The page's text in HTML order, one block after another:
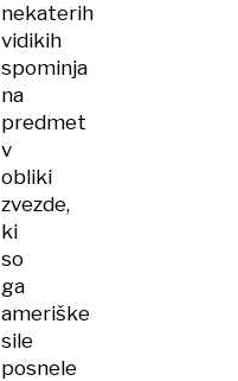
nekaterih
vidikih
spominja
na
predmet
v
obliki
zvezde,
ki
so
ga
ameriške
sile
posnele